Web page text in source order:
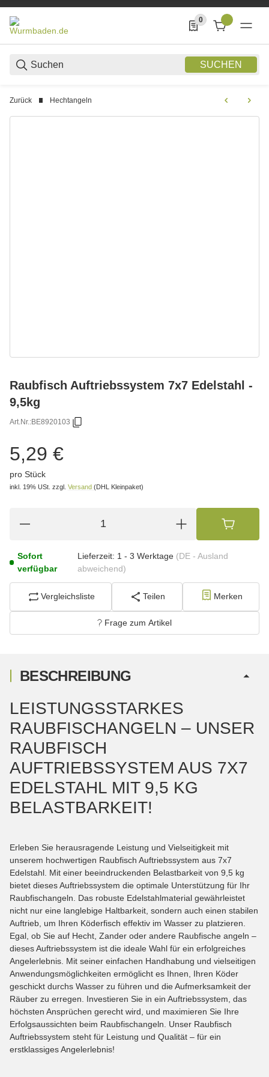
SUCHEN
0
0 Produkte in der
Zurück Hechtangeln
Raubfisch Auftriebssystem 7x7 Edelstahl -
9,5kg
Art.Nr.:BE8920103
5,29 €
pro Stück
inkl. 19% USt. zzgl. Versand (DHL Kleinpaket)
Sofort
verfügbar
Lieferzeit: 1 - 3 Werktage (DE - Ausland
abweichend)
Vergleichsliste Teilen Merken
Frage zum Artikel
BESCHREIBUNG
LEISTUNGSSTARKES
RAUBFISCHANGELN – UNSER
RAUBFISCH
AUFTRIEBSSYSTEM AUS 7X7
EDELSTAHL MIT 9,5 KG
BELASTBARKEIT!
Erleben Sie herausragende Leistung und Vielseitigkeit mit
unserem hochwertigen Raubfisch Auftriebssystem aus 7x7
Edelstahl. Mit einer beeindruckenden Belastbarkeit von 9,5 kg
bietet dieses Auftriebssystem die optimale Unterstützung für Ihr
Raubfischangeln. Das robuste Edelstahlmaterial gewährleistet
nicht nur eine langlebige Haltbarkeit, sondern auch einen stabilen
Auftrieb, um Ihren Köderfisch effektiv im Wasser zu platzieren.
Egal, ob Sie auf Hecht, Zander oder andere Raubfische angeln –
dieses Auftriebssystem ist die ideale Wahl für ein erfolgreiches
Angelerlebnis. Mit seiner einfachen Handhabung und vielseitigen
Anwendungsmöglichkeiten ermöglicht es Ihnen, Ihren Köder
geschickt durchs Wasser zu führen und die Aufmerksamkeit der
Räuber zu erregen. Investieren Sie in ein Auftriebssystem, das
höchsten Ansprüchen gerecht wird, und maximieren Sie Ihre
Erfolgsaussichten beim Raubfischangeln. Unser Raubfisch
Auftriebssystem steht für Leistung und Qualität – für ein
erstklassiges Angelerlebnis!